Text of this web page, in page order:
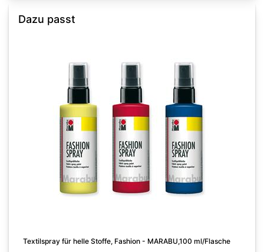
Dazu passt
Textilspray für helle Stoffe, Fashion - MARABU,100 ml/Flasche